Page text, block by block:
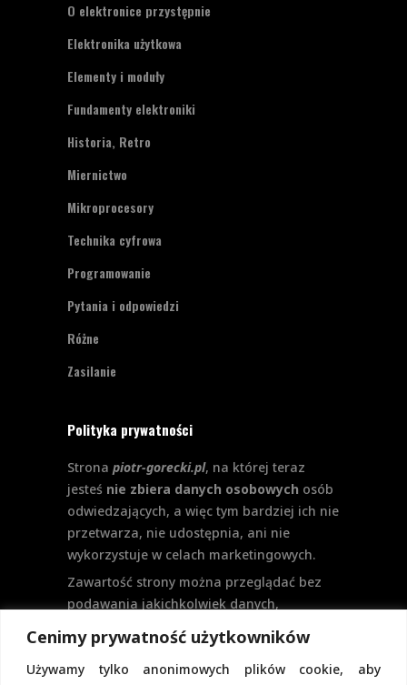
Cenimy prywatność użytkowników
Używamy tylko anonimowych plików cookie, aby
O elektronice przystępnie
Elektronika użytkowa
Elementy i moduły
Fundamenty elektroniki
Historia, Retro
Miernictwo
Mikroprocesory
Technika cyfrowa
Programowanie
Pytania i odpowiedzi
Różne
Zasilanie
Polityka prywatności
Strona piotr-gorecki.pl, na której teraz
jesteś nie zbiera danych osobowych osób
odwiedzających, a więc tym bardziej ich nie
przetwarza, nie udostępnia, ani nie
wykorzystuje w celach marketingowych.
Zawartość strony można przeglądać bez
podawania jakichkolwiek danych,
logowanie. Aktualnie na stronie nie
przewiduje się formularzy kontaktowych